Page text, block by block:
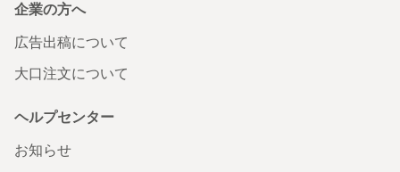
企業の方へ
広告出稿について
大口注文について
ヘルプセンター
お知らせ